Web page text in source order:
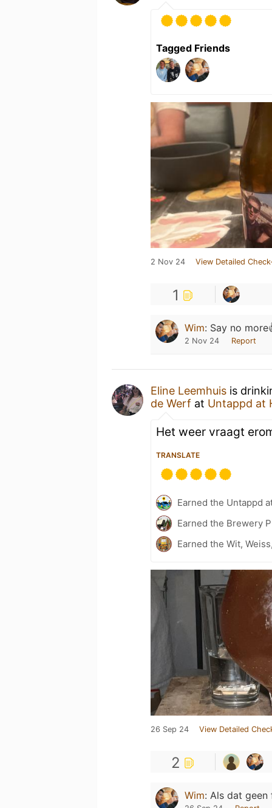
Tagged Friends
2 Nov 24 View Detailed
1
Wim: Say no
2 Nov 24 Report
Eline Leemhuis is
de Werf at Untappd at
Het weer vraagt
TRANSLATE
Earned the Untappd
Earned the Brewery
Earned the Wit,
26 Sep 24 View Detailed
2
Wim: Als dat geen